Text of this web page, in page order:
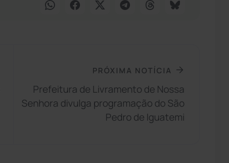
PRÓXIMA NOTÍCIA
Prefeitura de Livramento de Nossa
Senhora divulga programação do São
Pedro de Iguatemi